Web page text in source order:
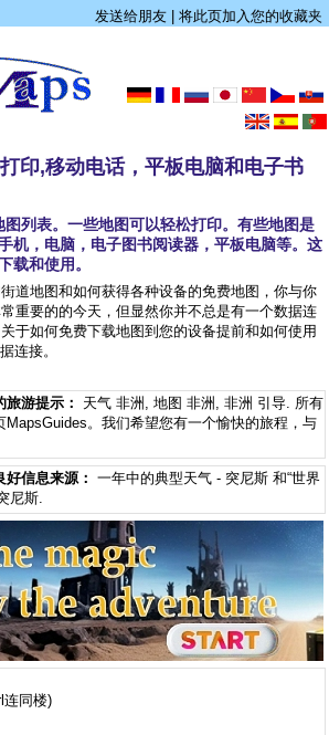
发送给朋友 将此页加入您的收藏夹
印,移动电话，平板电脑和电子书
列表。一些地图可以轻松打印。有些地图是
机，电脑，电子图书阅读器，平板电脑等。这
载和使用。
道地图和如何获得各种设备的免费地图，你与你
重要的的今天，但显然你并不总是有一个数据连
于如何免费下载地图到您的设备提前和如何使用
连接。
游提示： 天气 非洲 ,地图 非洲 ,非洲 引导. 所有
MapsGuides。我们希望您有一个愉快的旅程，与
信息来源： 一年中的典型天气 - 突尼斯 和“世界
尼斯.
连同楼)